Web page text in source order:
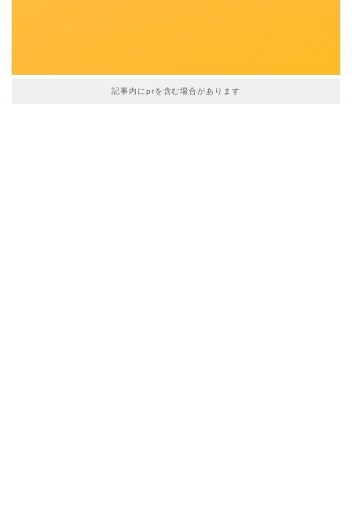
記事内にprを含む場合があります